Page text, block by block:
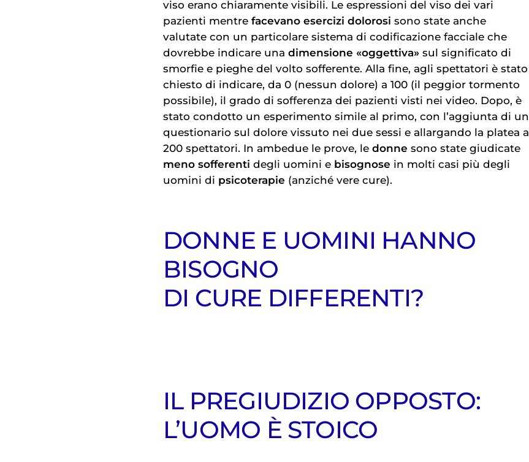
viso erano chiaramente visibili. Le espressioni del viso dei vari
pazienti mentre facevano esercizi dolorosi sono state anche
valutate con un particolare sistema di codificazione facciale che
dovrebbe indicare una dimensione «oggettiva» sul significato di
smorfie e pieghe del volto sofferente. Alla fine, agli spettatori è stato
chiesto di indicare, da 0 (nessun dolore) a 100 (il peggior tormento
possibile), il grado di sofferenza dei pazienti visti nei video. Dopo, è
stato condotto un esperimento simile al primo, con l’aggiunta di un
questionario sul dolore vissuto nei due sessi e allargando la platea a
200 spettatori. In ambedue le prove, le donne sono state giudicate
meno sofferenti degli uomini e bisognose in molti casi più degli
uomini di psicoterapie (anziché vere cure).
DONNE E UOMINI HANNO
BISOGNO
DI CURE DIFFERENTI?
IL PREGIUDIZIO OPPOSTO:
L’UOMO È STOICO